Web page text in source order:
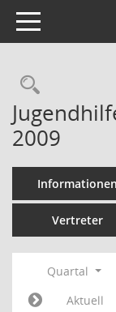
Toggle navigation
2009
Informationen
Vertreter
Quartal
Aktuell